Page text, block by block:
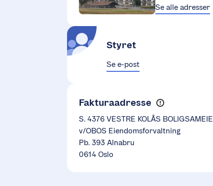
Se alle adresser
Styret
Se e-post
Fakturaadresse
S. 4376 VESTRE KOLÅS BOLIGSAMEIE
v/OBOS Eiendomsforvaltning
Pb. 393 Alnabru
0614 Oslo